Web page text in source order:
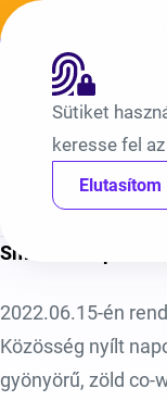
Sütiket
keresse fel az
Elutasítom
Smart Budapest
2022.06.15-én
Közösség nyílt
gyönyörű, zöld